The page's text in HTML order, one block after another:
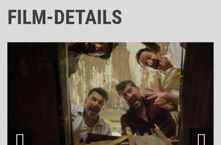
FILM-DETAILS